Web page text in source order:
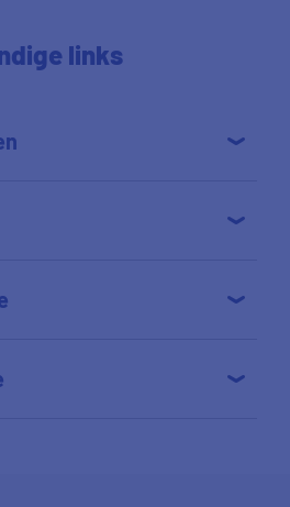
links